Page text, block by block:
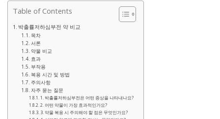
Table of Contents
박출률저하심부전 약 비교
목차
서론
약물 비교
효과
부작용
복용 시간 및 방법
주의사항
자주 묻는 질문
1. 박출률저하심부전은 어떤 증상을 나타내나요?
2. 어떤 약물이 가장 효과적인가요?
3. 약물 복용 시 주의해야 할 점은 무엇인가요?